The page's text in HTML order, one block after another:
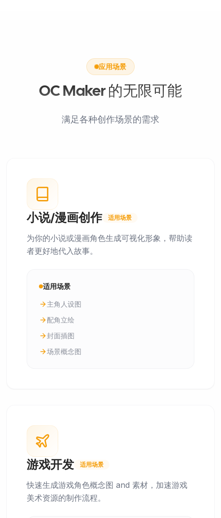
应用场景
OC Maker 的无限可能
满足各种创作场景的需求
小说/漫画创作 适用场景
为你的小说或漫画角色生成可视化形象，帮助读
者更好地代入故事。
适用场景
主角人设图
配角立绘
封面插图
场景概念图
游戏开发 适用场景
快速生成游戏角色概念图 and 素材，加速游戏
美术资源的制作流程。